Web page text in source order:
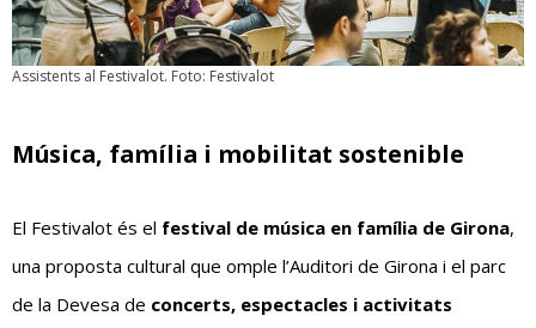
Assistents al Festivalot. Foto: Festivalot
Música, família i mobilitat sostenible
El Festivalot és el festival de música en família de Girona,
una proposta cultural que omple l’Auditori de Girona i el parc
de la Devesa de concerts, espectacles i activitats